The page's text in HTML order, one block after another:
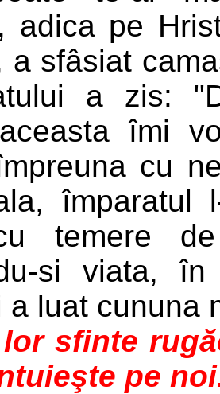
adica pe
a sfâsiat
a zis:
îmi
cu
temere
si viata,
a luat cununa
sfinte
pe